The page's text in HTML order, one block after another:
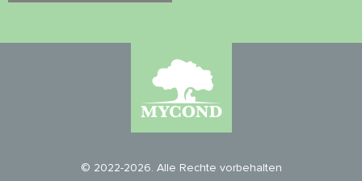
© 2022-2026. Alle Rechte vorbehalten